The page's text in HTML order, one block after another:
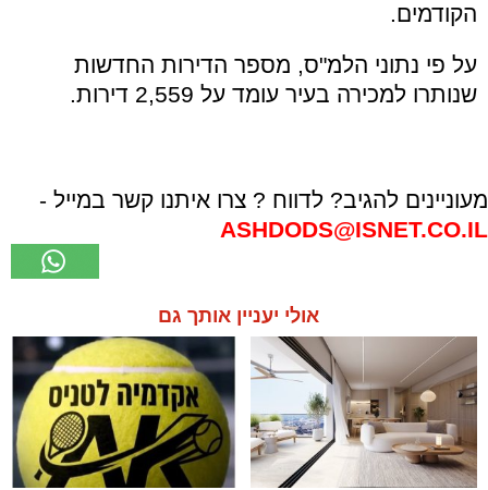
הקודמים.
על פי נתוני הלמ"ס, מספר הדירות החדשות
שנותרו למכירה בעיר עומד על 2,559 דירות.
מעוניינים להגיב? לדווח ? צרו איתנו קשר במייל -
ASHDODS@ISNET.CO.IL
אולי יעניין אותך גם